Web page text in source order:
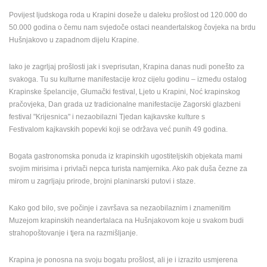
ENGLISH
Povijest ljudskoga roda u Krapini doseže u daleku prošlost od 120.000 do
50.000 godina o čemu nam svjedoče ostaci neandertalskog čovjeka na brdu
Hušnjakovo u zapadnom dijelu Krapine.
Iako je zagrljaj prošlosti jak i sveprisutan, Krapina danas nudi ponešto za
svakoga. Tu su kulturne manifestacije kroz cijelu godinu – između ostalog
Krapinske špelancije, Glumački festival, Ljeto u Krapini, Noć krapinskog
pračovjeka, Dan grada uz tradicionalne manifestacije Zagorski glazbeni
festival "Krijesnica" i nezaobilazni Tjedan kajkavske kulture s
Festivalom kajkavskih popevki koji se održava već punih 49 godina.
Bogata gastronomska ponuda iz krapinskih ugostiteljskih objekata mami
svojim mirisima i privlači nepca turista namjernika. Ako pak duša čezne za
mirom u zagrljaju prirode, brojni planinarski putovi i staze.
Kako god bilo, sve počinje i završava sa nezaobilaznim i znamenitim
Muzejom krapinskih neandertalaca na Hušnjakovom koje u svakom budi
strahopoštovanje i tjera na razmišljanje.
Krapina je ponosna na svoju bogatu prošlost, ali je i izrazito usmjerena